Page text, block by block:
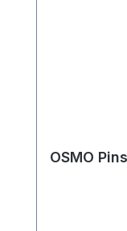
Bitte
des
OSMO